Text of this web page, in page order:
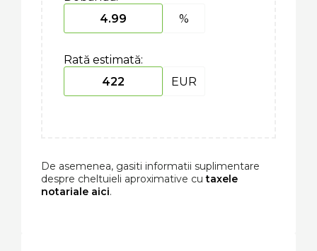
%
Rată estimată:
EUR
De asemenea, gasiti informatii suplimentare
despre cheltuieli aproximative cutaxele
notariale aici.